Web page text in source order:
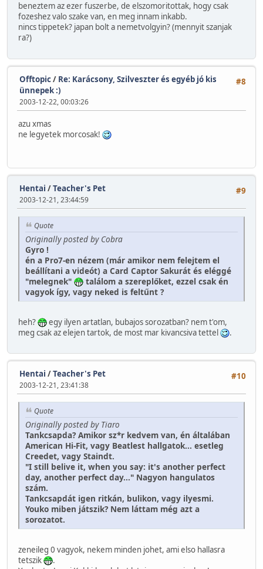
beneztem az ezer fuszerbe, de elszomoritottak, hogy csak
fozeshez valo szake van, en meg innam inkabb.
nincs tippetek? japan bolt a nemetvolgyin? (mennyit szanjak
ra?)
#8
Offtopic/ Re: Karácsony, Szilveszter és egyéb jó kis
ünnepek :)
2003-12-22, 00:03:26
azu xmas
ne legyetek morcosak!
#9
Hentai /Teacher's Pet
2003-12-21, 23:44:59
Quote
Originally posted by Cobra
Gyro !
én a Pro7-en nézem (már amikor nem felejtem el
beállítani a videót) a Card Captor Sakurát és eléggé
"melegnek"
találom a szereplőket, ezzel csak én
vagyok így, vagy neked is feltűnt ?
heh?
egy ilyen artatlan, bubajos sorozatban? nem t'om,
meg csak az elejen tartok, de most mar kivancsiva tettel
.
#10
Hentai /Teacher's Pet
2003-12-21, 23:41:38
Quote
Originally posted by Tiaro
Tankcsapda? Amikor sz*r kedvem van, én általában
American Hi-Fit, vagy Beatlest hallgatok... esetleg
Creedet, vagy Staindt.
"I still belive it, when you say: it's another perfect
day, another perfect day..." Nagyon hangulatos
szám.
Tankcsapdát igen ritkán, bulikon, vagy ilyesmi.
Youko miben játszik? Nem láttam még azt a
sorozatot.
zeneileg 0 vagyok, nekem minden johet, ami elso hallasra
tetszik
.